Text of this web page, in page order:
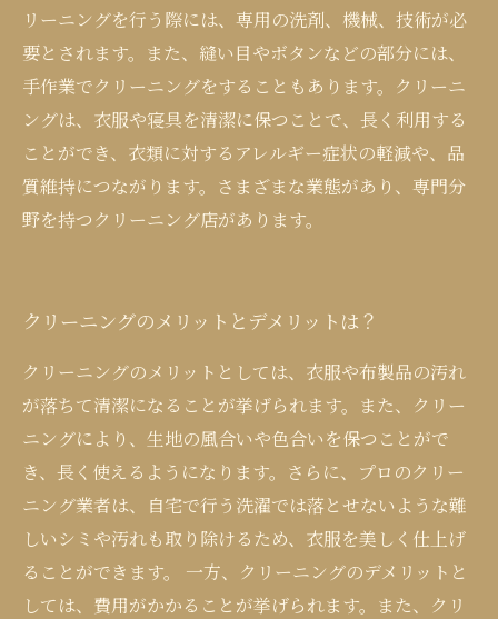
リーニングを行う際には、専用の洗剤、機械、技術が必
要とされます。また、縫い目やボタンなどの部分には、
手作業でクリーニングをすることもあります。クリーニ
ングは、衣服や寝具を清潔に保つことで、長く利用する
ことができ、衣類に対するアレルギー症状の軽減や、品
質維持につながります。さまざまな業態があり、専門分
野を持つクリーニング店があります。
クリーニングのメリットとデメリットは？
クリーニングのメリットとしては、衣服や布製品の汚れ
が落ちて清潔になることが挙げられます。また、クリー
ニングにより、生地の風合いや色合いを保つことがで
き、長く使えるようになります。さらに、プロのクリー
ニング業者は、自宅で行う洗濯では落とせないような難
しいシミや汚れも取り除けるため、衣服を美しく仕上げ
ることができます。 一方、クリーニングのデメリットと
しては、費用がかかることが挙げられます。また、クリ